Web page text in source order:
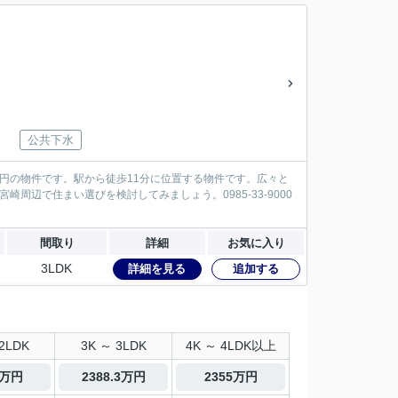
公共下水
物件です。駅から徒歩11分に位置する物件です。広々と
崎周辺で住まい選びを検討してみましょう。0985-33-9000
間取り 詳細 お気に入り
3LDK 詳細を見る 追加する
3K ～ 3LDK 4K ～ 4LDK以上
円 2388.3万円 2355万円